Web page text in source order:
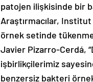
patojen ilişkisinde bir
Araştırmacılar,
örnek setinde
Javier Pizarro-Cerdá,
işbirlikçilerimiz
benzersiz bakteri